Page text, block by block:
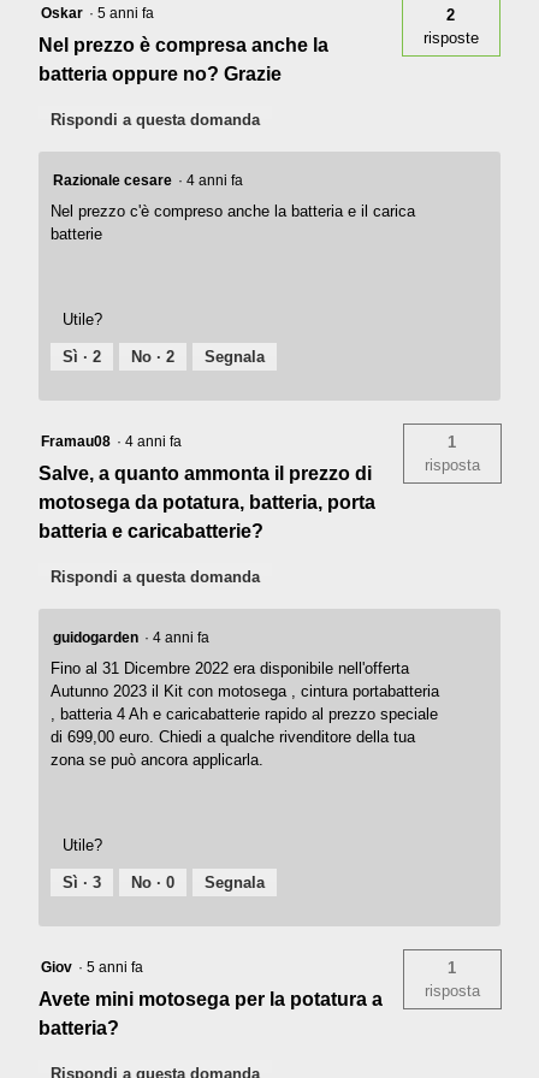
Oskar · 5 anni fa
Nel prezzo è compresa anche la
batteria oppure no? Grazie
2
risposte
Rispondi a questa domanda
Razionale cesare · 4 anni fa
Nel prezzo c'è compreso anche la batteria e il carica
batterie
Utile?
Sì ·2 No ·2 Segnala
Framau08 · 4 anni fa
Salve, a quanto ammonta il prezzo di
motosega da potatura, batteria, porta
batteria e caricabatterie?
1
risposta
Rispondi a questa domanda
guidogarden · 4 anni fa
Fino al 31 Dicembre 2022 era disponibile nell'offerta
Autunno 2023 il Kit con motosega , cintura portabatteria
, batteria 4 Ah e caricabatterie rapido al prezzo speciale
di 699,00 euro. Chiedi a qualche rivenditore della tua
zona se può ancora applicarla.
Utile?
Sì ·3 No ·0 Segnala
Giov · 5 anni fa
Avete mini motosega per la potatura a
batteria?
1
risposta
Rispondi a questa domanda